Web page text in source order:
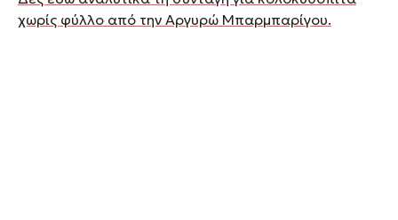
χωρίς φύλλο από την Αργυρώ Μπαρμπαρίγου.